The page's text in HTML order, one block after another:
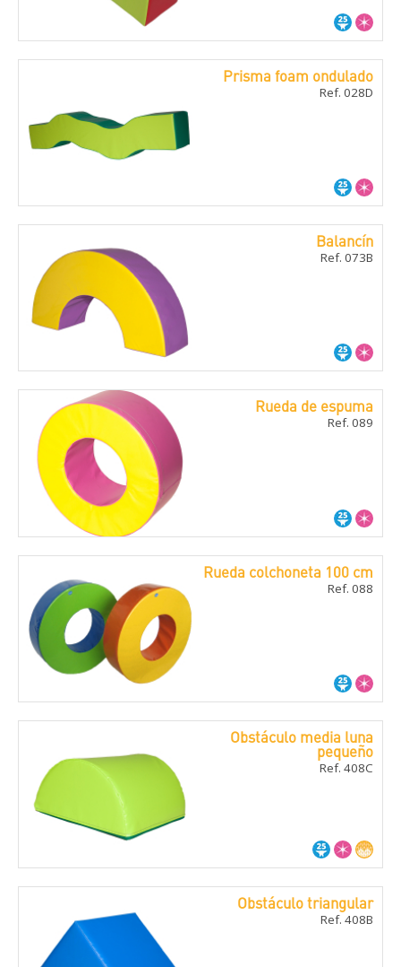
Prisma foam ondulado
Ref. 028D
Balancí­n
Ref. 073B
Rueda de espuma
Ref. 089
Rueda colchoneta 100 cm
Ref. 088
Obstáculo media luna
pequeño
Ref. 408C
Obstáculo triangular
Ref. 408B